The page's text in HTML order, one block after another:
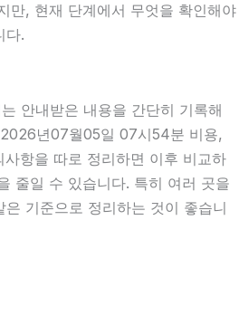
만, 현재 단계에서 무엇을 확인해야
다.
안내받은 내용을 간단히 기록해
년07월05일 07시54분 비용,
항을 따로 정리하면 이후 비교하
줄일 수 있습니다. 특히 여러 곳을
기준으로 정리하는 것이 좋습니